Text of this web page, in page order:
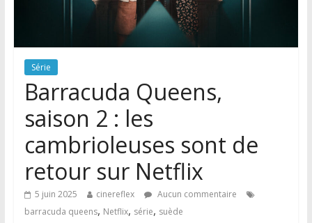
Série
Barracuda Queens,
saison 2 : les
cambrioleuses sont de
retour sur Netflix
5 juin 2025 cinereflex
Aucun commentaire
barracuda queens, Netflix, série, suède